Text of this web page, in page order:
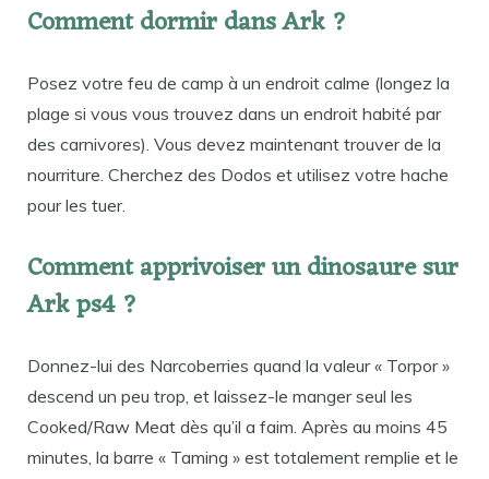
Comment dormir dans Ark ?
Posez votre feu de camp à un endroit calme (longez la
plage si vous vous trouvez dans un endroit habité par
des carnivores). Vous devez maintenant trouver de la
nourriture. Cherchez des Dodos et utilisez votre hache
pour les tuer.
Comment apprivoiser un dinosaure sur
Ark ps4 ?
Donnez-lui des Narcoberries quand la valeur « Torpor »
descend un peu trop, et laissez-le manger seul les
Cooked/Raw Meat dès qu’il a faim. Après au moins 45
minutes, la barre « Taming » est totalement remplie et le